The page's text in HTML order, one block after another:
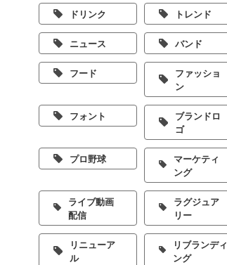
ドリンク トレンド
ニュース バンド
フード
ファッショ
ン
フォント
ブランドロ
ゴ
プロ野球
マーケティ
ング
ライブ動画
配信
ラグジュア
リー
リニューア
ル
リブランディ
ング